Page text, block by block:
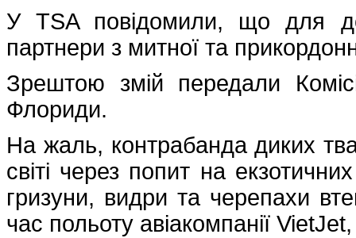
У TSA повідомили, що для
партнери з митної та
Зрештою змій передали
Флориди.
На жаль, контрабанда диких
світі через попит на
гризуни, видри та черепахи
час польоту авіакомпанії